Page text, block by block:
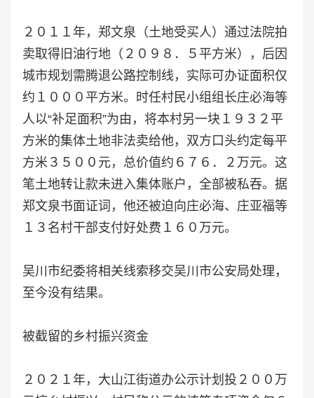
２０１１年，郑文泉（土地受买人）通过法院拍
卖取得旧油行地（２０９８．５平方米），后因
城市规划需腾退公路控制线，实际可办证面积仅
约１０００平方米。时任村民小组组长庄必海等
人以“补足面积”为由，将本村另一块１９３２平
方米的集体土地非法卖给他，双方口头约定每平
方米３５００元，总价值约６７６．２万元。这
笔土地转让款未进入集体账户，全部被私吞。据
郑文泉书面证词，他还被迫向庄必海、庄亚福等
１３名村干部支付好处费１６０万元。
吴川市纪委将相关线索移交吴川市公安局处理，
至今没有结果。
被截留的乡村振兴资金
２０２１年，大山江街道办公示计划投２００万